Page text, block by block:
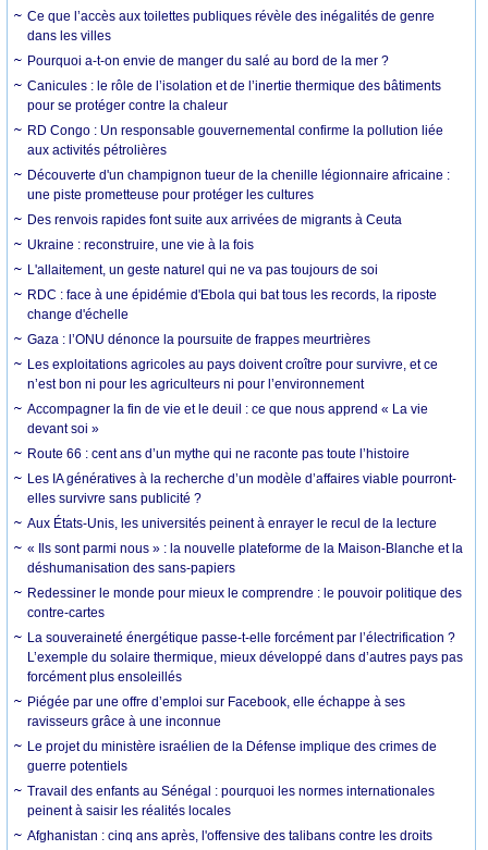
Ce que l’accès aux toilettes publiques révèle des inégalités de genre
dans les villes
Pourquoi a-t-on envie de manger du salé au bord de la mer ?
Canicules : le rôle de l’isolation et de l’inertie thermique des bâtiments
pour se protéger contre la chaleur
RD Congo : Un responsable gouvernemental confirme la pollution liée
aux activités pétrolières
Découverte d'un champignon tueur de la chenille légionnaire africaine :
une piste prometteuse pour protéger les cultures
Des renvois rapides font suite aux arrivées de migrants à Ceuta
Ukraine : reconstruire, une vie à la fois
L'allaitement, un geste naturel qui ne va pas toujours de soi
RDC : face à une épidémie d'Ebola qui bat tous les records, la riposte
change d'échelle
Gaza : l’ONU dénonce la poursuite de frappes meurtrières
Les exploitations agricoles au pays doivent croître pour survivre, et ce
n’est bon ni pour les agriculteurs ni pour l’environnement
Accompagner la fin de vie et le deuil : ce que nous apprend « La vie
devant soi »
Route 66 : cent ans d’un mythe qui ne raconte pas toute l’histoire
Les IA génératives à la recherche d’un modèle d’affaires viable pourront-
elles survivre sans publicité ?
Aux États-Unis, les universités peinent à enrayer le recul de la lecture
« Ils sont parmi nous » : la nouvelle plateforme de la Maison-Blanche et la
déshumanisation des sans-papiers
Redessiner le monde pour mieux le comprendre : le pouvoir politique des
contre-cartes
La souveraineté énergétique passe-t-elle forcément par l’électrification ?
L’exemple du solaire thermique, mieux développé dans d’autres pays pas
forcément plus ensoleillés
Piégée par une offre d’emploi sur Facebook, elle échappe à ses
ravisseurs grâce à une inconnue
Le projet du ministère israélien de la Défense implique des crimes de
guerre potentiels
Travail des enfants au Sénégal : pourquoi les normes internationales
peinent à saisir les réalités locales
Afghanistan : cinq ans après, l'offensive des talibans contre les droits